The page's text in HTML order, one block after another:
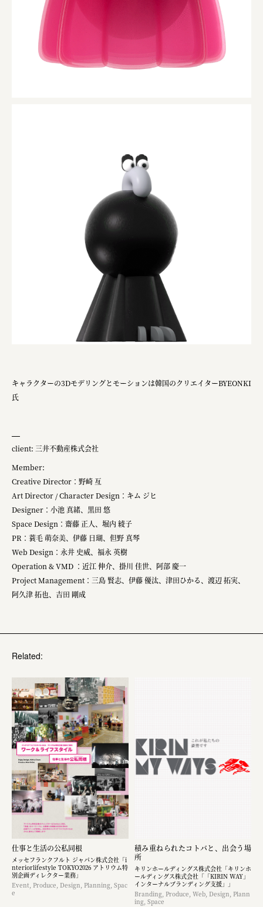
キャラクターの3Dモデリングとモーションは韓国のクリエイターBYEONKI
氏
client: 三井不動産株式会社
Member:
Creative Director：野崎 亙
Art Director / Character Design：キム ジヒ
Designer：小池 真緒、黒田 悠
Space Design：齋藤 正人、堀内 綾子
PR：蓑毛 萌奈美、伊藤 日瑚、但野 真琴
Web Design：永井 史威、福永 英樹
Operation & VMD ：近江 伸介、掛川 佳世、阿部 慶一
Project Management：三島 賢志、伊藤 優汰、津田ひかる、渡辺 拓実、
阿久津 拓也、吉田 剛成
Related:
仕事と生活の公私同根
メッセフランクフルト ジャパン株式会社「i
nteriorlifestyle TOKYO2026 アトリウム特
別企画ディレクター業務」
Event, Produce, Design, Planning, Spac
e
積み重ねられたコトバと、出会う場
所
キリンホールディングス株式会社「キリンホ
ールディングス株式会社「「KIRIN WAY」
インターナルブランディング支援」」
Branding, Produce, Web, Design, Plann
ing, Space